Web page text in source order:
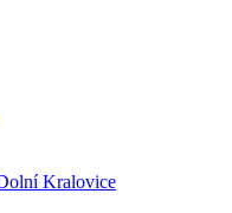
Kralovice